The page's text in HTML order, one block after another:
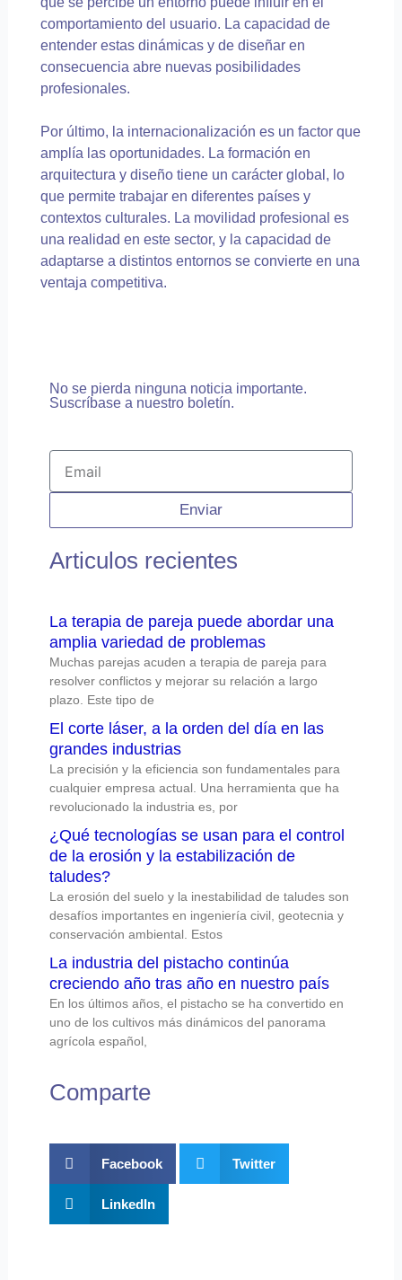
comportamiento del usuario. La capacidad de
entender estas dinámicas y de diseñar en
consecuencia abre nuevas posibilidades
profesionales.
Por último, la internacionalización es un factor que
amplía las oportunidades. La formación en
arquitectura y diseño tiene un carácter global, lo
que permite trabajar en diferentes países y
contextos culturales. La movilidad profesional es
una realidad en este sector, y la capacidad de
adaptarse a distintos entornos se convierte en una
ventaja competitiva.
No se pierda ninguna noticia importante.
Suscríbase a nuestro boletín.
Enviar
Articulos recientes
La terapia de pareja puede abordar una
amplia variedad de problemas
Muchas parejas acuden a terapia de pareja para
resolver conflictos y mejorar su relación a largo
plazo. Este tipo de
El corte láser, a la orden del día en las
grandes industrias
La precisión y la eficiencia son fundamentales para
cualquier empresa actual. Una herramienta que ha
revolucionado la industria es, por
¿Qué tecnologías se usan para el control
de la erosión y la estabilización de
taludes?
La erosión del suelo y la inestabilidad de taludes son
desafíos importantes en ingeniería civil, geotecnia y
conservación ambiental. Estos
La industria del pistacho continúa
creciendo año tras año en nuestro país
En los últimos años, el pistacho se ha convertido en
uno de los cultivos más dinámicos del panorama
agrícola español,
Comparte
Facebook Twitter
LinkedIn